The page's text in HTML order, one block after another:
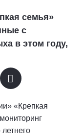
семья»
с
в этом году,
«Крепкая
летнего